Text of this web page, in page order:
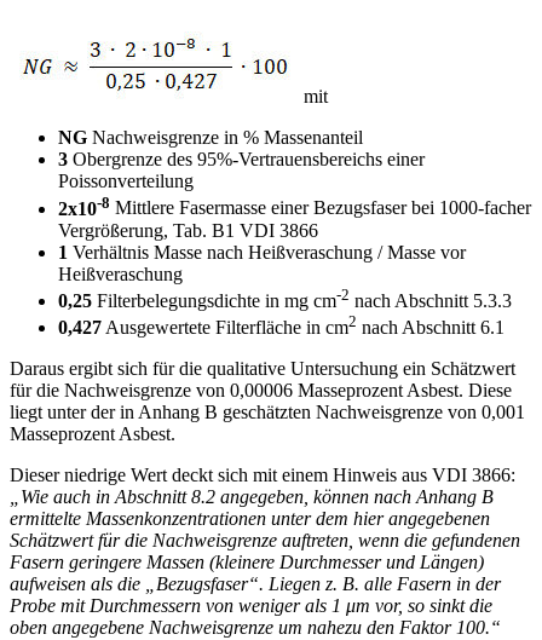
mit
NG Nachweisgrenze in % Massenanteil
3 Obergrenze des 95%-Vertrauensbereichs einer
Poissonverteilung
2x10-8 Mittlere Fasermasse einer Bezugsfaser bei 1000-facher
Vergrößerung, Tab. B1 VDI 3866
1 Verhältnis Masse nach Heißveraschung / Masse vor
Heißveraschung
0,25 Filterbelegungsdichte in mg cm-2 nach Abschnitt 5.3.3
0,427Ausgewertete Filterfläche in cm2 nach Abschnitt 6.1
Daraus ergibt sich für die qualitative Untersuchung ein Schätzwert
für die Nachweisgrenze von 0,00006 Masseprozent Asbest. Diese
liegt unter der in Anhang B geschätzten Nachweisgrenze von 0,001
Masseprozent Asbest.
Dieser niedrige Wert deckt sich mit einem Hinweis aus VDI 3866:
„Wie auch in Abschnitt 8.2 angegeben, können nach Anhang B
ermittelte Massenkonzentrationen unter dem hier angegebenen
Schätzwert für die Nachweisgrenze auftreten, wenn die gefundenen
Fasern geringere Massen (kleinere Durchmesser und Längen)
aufweisen als die „Bezugsfaser“. Liegen z. B. alle Fasern in der
Probe mit Durchmessern von weniger als 1 μm vor, so sinkt die
oben angegebene Nachweisgrenze um nahezu den Faktor 100.“